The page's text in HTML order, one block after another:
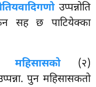
उप्पन्नोति
सह छ पाटियेक्का
महिसासको(२)
पुन महिसासकतो